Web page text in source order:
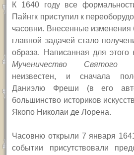
К 1640 году все
Пайнгк приступил к
часовни. Внесенные
главной задачей стало
образа. Написанная для этого
Мученичество Святого
неизвестен, и сначала
Даниэлю Фреши (в его
большинство историков
Якопо Николаи де Лорена.
Часовню открыли 7 января
событии присутствовали